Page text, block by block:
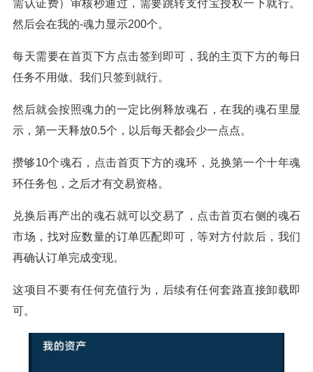
需认证费）审核秒通过，需要跳转支付宝授权一下就行。
然后会在我的-魂力显示200个。
每天需要在首页下方点击签到即可，我的主页下方的每日
任务不用做。我们只签到就行。
然后就会按照魂力的一定比例释放魂石，在我的魂石里显
示，第一天释放0.5个，以后每天都会少一点点。
攒够10个魂石，点击首页下方的魂环，兑换第一个十年魂
环任务包，之后才有交易资格。
兑换后再产出的魂石就可以交易了，点击首页右侧的魂石
市场，找对应数量的订单匹配即可，等对方付款后，我们
再确认订单完成变现。
这项目不要有任何充值行为，后续有任何套路直接卸载即
可。